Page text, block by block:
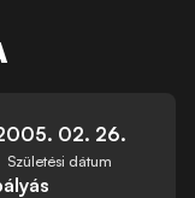
02. 26.
Születési dátum